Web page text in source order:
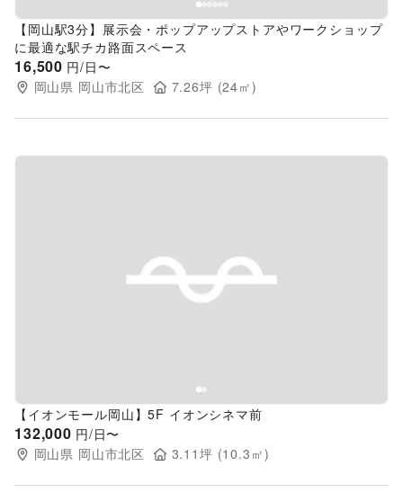
【岡山駅3分】展示会・ポップアップストアやワークショップ
に最適な駅チカ路面スペース
16,500 円/日〜
岡山県 岡山市北区 7.26坪 (24㎡)
Previous slide
【イオンモール岡山】5F イオンシネマ前
132,000 円/日〜
岡山県 岡山市北区 3.11 坪 (10.3 ㎡)